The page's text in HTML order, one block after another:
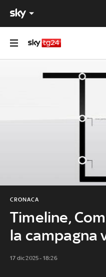
Timeline,
la campagna
CRONACA
17 dic 2025 - 18:26